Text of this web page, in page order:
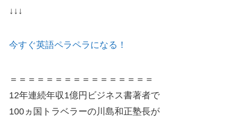
↓↓↓
今すぐ英語ペラペラになる！
＝＝＝＝＝＝＝＝＝＝＝＝＝＝＝＝
12年連続年収1億円ビジネス書著者で
100ヵ国トラベラーの川島和正塾長が